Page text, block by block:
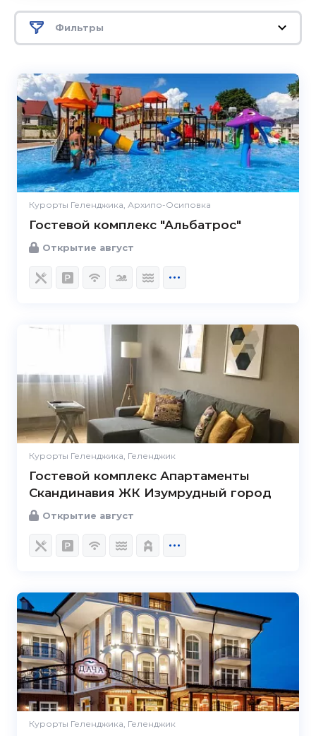
Фильтры
Курорты Геленджика, Архипо-Осиповка
Гостевой комплекс "Альбатрос"
Открытие август
Курорты Геленджика, Геленджик
Гостевой комплекс Апартаменты
Скандинавия ЖК Изумрудный город
Открытие август
Курорты Геленджика, Геленджик